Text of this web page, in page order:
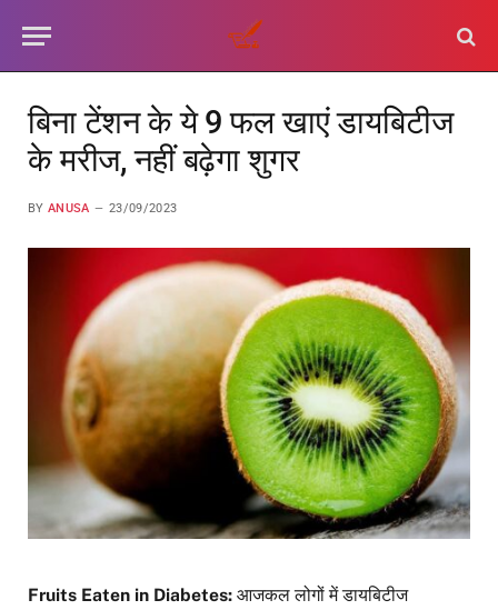
बिना टेंशन के ये 9 फल खाएं डायबिटीज
के मरीज, नहीं बढ़ेगा शुगर
BY ANUSA 23/09/2023
Fruits Eaten in Diabetes: आजकल लोगों में डायबिटीज